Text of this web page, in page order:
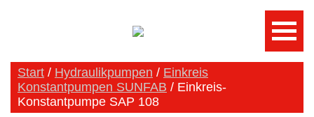
Start / Hydraulikpumpen / Einkreis
Konstantpumpen SUNFAB / Einkreis-
Konstantpumpe SAP 108